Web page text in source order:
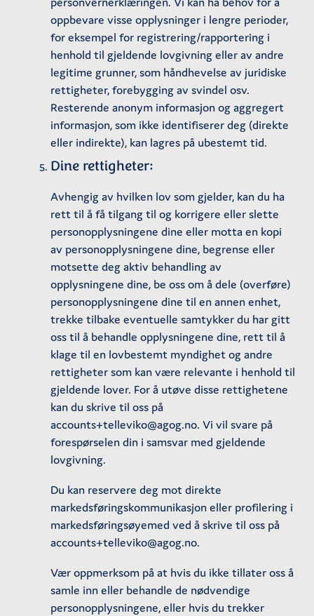
oppbevare visse opplysninger i lengre perioder,
for eksempel for registrering/rapportering i
henhold til gjeldende lovgivning eller av andre
legitime grunner, som håndhevelse av juridiske
rettigheter, forebygging av svindel osv.
Resterende anonym informasjon og aggregert
informasjon, som ikke identifiserer deg (direkte
eller indirekte), kan lagres på ubestemt tid.
Dine rettigheter:
Avhengig av hvilken lov som gjelder, kan du ha
rett til å få tilgang til og korrigere eller slette
personopplysningene dine eller motta en kopi
av personopplysningene dine, begrense eller
motsette deg aktiv behandling av
opplysningene dine, be oss om å dele (overføre)
personopplysningene dine til en annen enhet,
trekke tilbake eventuelle samtykker du har gitt
oss til å behandle opplysningene dine, rett til å
klage til en lovbestemt myndighet og andre
rettigheter som kan være relevante i henhold til
gjeldende lover. For å utøve disse rettighetene
kan du skrive til oss på
accounts+telleviko@agog.no. Vi vil svare på
forespørselen din i samsvar med gjeldende
lovgivning.
Du kan reservere deg mot direkte
markedsføringskommunikasjon eller profilering i
markedsføringsøyemed ved å skrive til oss på
accounts+telleviko@agog.no.
Vær oppmerksom på at hvis du ikke tillater oss å
samle inn eller behandle de nødvendige
personopplysningene, eller hvis du trekker